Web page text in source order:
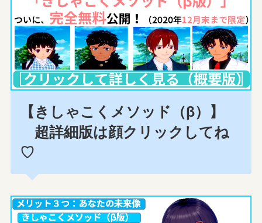
【きしゃこくメソッド（β）】
超詳細版は顔クリックしてね
♡